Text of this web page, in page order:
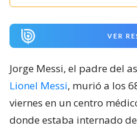
VER
Jorge Messi, el padre del
Lionel Messi, murió a los
viernes en un centro
donde estaba internado